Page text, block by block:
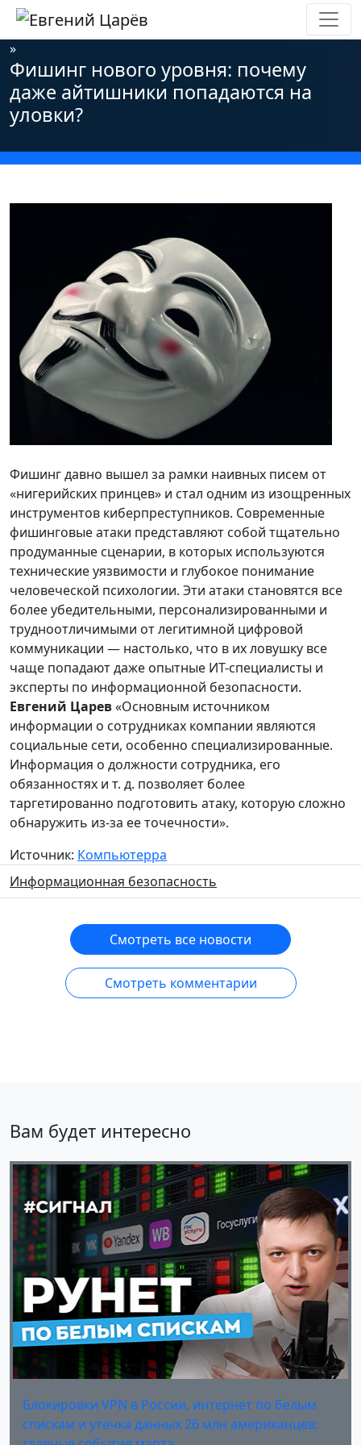
Главная»Новости»Информационная безопасность
»
Фишинг нового уровня: почему
даже айтишники попадаются на
уловки?
Фишинг давно вышел за рамки наивных писем от
«нигерийских принцев» и стал одним из изощренных
инструментов киберпреступников. Современные
фишинговые атаки представляют собой тщательно
продуманные сценарии, в которых используются
технические уязвимости и глубокое понимание
человеческой психологии. Эти атаки становятся все
более убедительными, персонализированными и
трудноотличимыми от легитимной цифровой
коммуникации — настолько, что в их ловушку все
чаще попадают даже опытные ИТ-специалисты и
эксперты по информационной безопасности.
Евгений Царев«Основным источником
информации о сотрудниках компании являются
социальные сети, особенно специализированные.
Информация о должности сотрудника, его
обязанностях и т. д. позволяет более
таргетированно подготовить атаку, которую сложно
обнаружить из-за ее точечности».
Источник: Компьютерра
Информационная безопасность
Смотреть все новости
Смотреть комментарии
Вам будет интересно
Блокировки VPN в России, интернет по белым
спискам и утечка данных 26 млн американцев: